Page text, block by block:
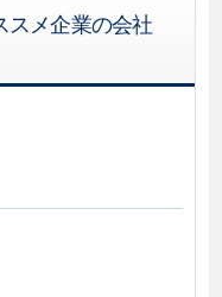
スメ企業の会社